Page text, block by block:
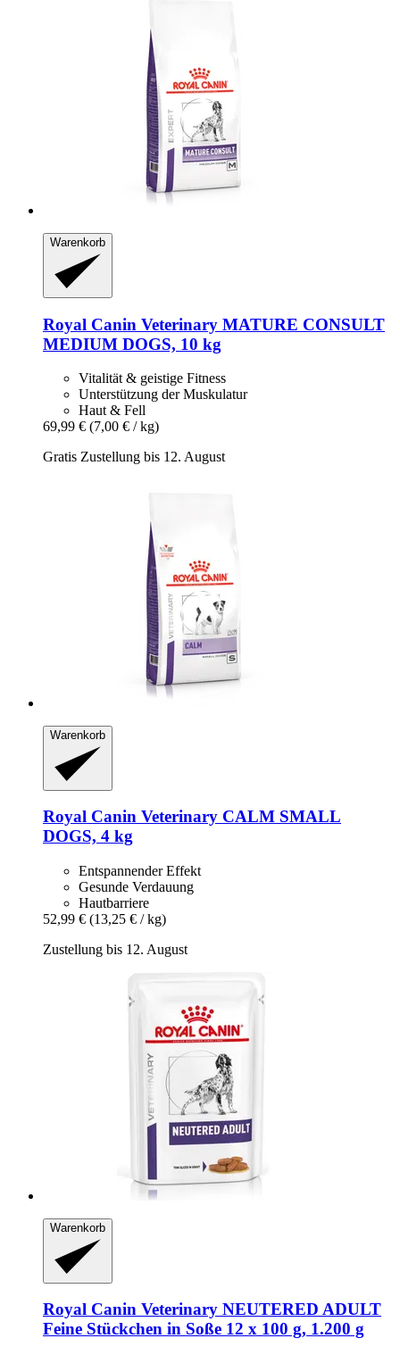
Warenkorb
Royal Canin Veterinary MATURE CONSULT
MEDIUM DOGS, 10 kg
Vitalität & geistige Fitness
Unterstützung der Muskulatur
Haut & Fell
69,99 € (7,00 € / kg)
Gratis Zustellung bis 12. August
Warenkorb
Royal Canin Veterinary CALM SMALL
DOGS, 4 kg
Entspannender Effekt
Gesunde Verdauung
Hautbarriere
52,99 € (13,25 € / kg)
Zustellung bis 12. August
Warenkorb
Royal Canin Veterinary NEUTERED ADULT
Feine Stückchen in Soße 12 x 100 g, 1.200 g